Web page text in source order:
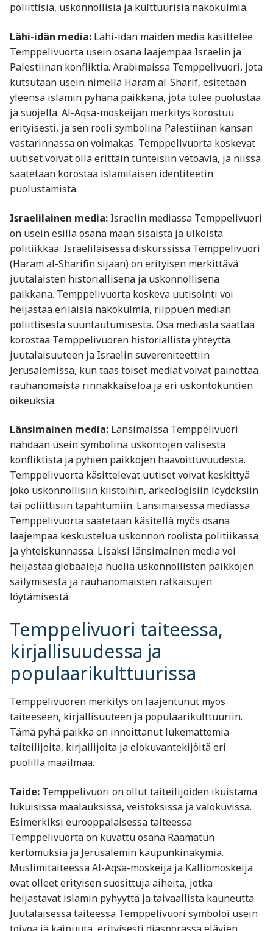
poliittisia, uskonnollisia ja kulttuurisia näkökulmia.
Lähi-idän media: Lähi-idän maiden media käsittelee
Temppelivuorta usein osana laajempaa Israelin ja
Palestiinan konfliktia. Arabimaissa Temppelivuori, jota
kutsutaan usein nimellä Haram al-Sharif, esitetään
yleensä islamin pyhänä paikkana, jota tulee puolustaa
ja suojella. Al-Aqsa-moskeijan merkitys korostuu
erityisesti, ja sen rooli symbolina Palestiinan kansan
vastarinnassa on voimakas. Temppelivuorta koskevat
uutiset voivat olla erittäin tunteisiin vetoavia, ja niissä
saatetaan korostaa islamilaisen identiteetin
puolustamista.
Israelilainen media: Israelin mediassa Temppelivuori
on usein esillä osana maan sisäistä ja ulkoista
politiikkaa. Israelilaisessa diskurssissa Temppelivuori
(Haram al-Sharifin sijaan) on erityisen merkittävä
juutalaisten historiallisena ja uskonnollisena
paikkana. Temppelivuorta koskeva uutisointi voi
heijastaa erilaisia näkökulmia, riippuen median
poliittisesta suuntautumisesta. Osa mediasta saattaa
korostaa Temppelivuoren historiallista yhteyttä
juutalaisuuteen ja Israelin suvereniteettiin
Jerusalemissa, kun taas toiset mediat voivat painottaa
rauhanomaista rinnakkaiseloa ja eri uskontokuntien
oikeuksia.
Länsimainen media: Länsimaissa Temppelivuori
nähdään usein symbolina uskontojen välisestä
konfliktista ja pyhien paikkojen haavoittuvuudesta.
Temppelivuorta käsittelevät uutiset voivat keskittyä
joko uskonnollisiin kiistoihin, arkeologisiin löydöksiin
tai poliittisiin tapahtumiin. Länsimaisessa mediassa
Temppelivuorta saatetaan käsitellä myös osana
laajempaa keskustelua uskonnon roolista politiikassa
ja yhteiskunnassa. Lisäksi länsimainen media voi
heijastaa globaaleja huolia uskonnollisten paikkojen
säilymisestä ja rauhanomaisten ratkaisujen
löytämisestä.
Temppelivuori taiteessa,
kirjallisuudessa ja
populaarikulttuurissa
Temppelivuoren merkitys on laajentunut myös
taiteeseen, kirjallisuuteen ja populaarikulttuuriin.
Tämä pyhä paikka on innoittanut lukemattomia
taiteilijoita, kirjailijoita ja elokuvantekijöitä eri
puolilla maailmaa.
Taide: Temppelivuori on ollut taiteilijoiden ikuistama
lukuisissa maalauksissa, veistoksissa ja valokuvissa.
Esimerkiksi eurooppalaisessa taiteessa
Temppelivuorta on kuvattu osana Raamatun
kertomuksia ja Jerusalemin kaupunkinäkymiä.
Muslimitaiteessa Al-Aqsa-moskeija ja Kalliomoskeija
ovat olleet erityisen suosittuja aiheita, jotka
heijastavat islamin pyhyyttä ja taivaallista kauneutta.
Juutalaisessa taiteessa Temppelivuori symboloi usein